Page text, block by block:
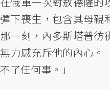
彈下喪生，包含其母親
那一刻，內多斯塔普彷
無力感充斥他的內心。
不了任何事。」